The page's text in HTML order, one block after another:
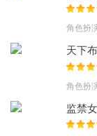
角色扮
天下
角色扮
监禁